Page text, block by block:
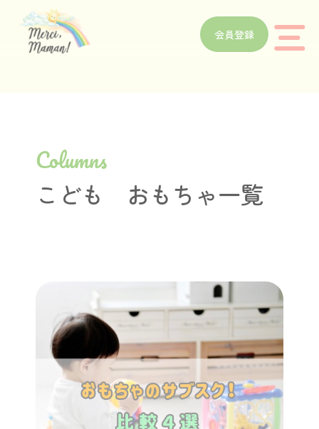
会員登録
Columns
こども おもちゃ一覧